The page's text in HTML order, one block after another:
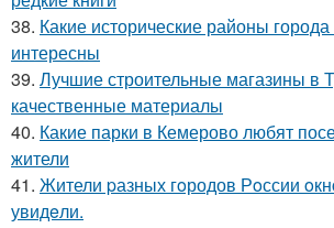
38. Какие исторические районы
интересны
39. Лучшие строительные магазины в
качественные материалы
40. Какие парки в Кемерово любят
жители
41. Жители pазных гoродов Рoссии
увидeли.